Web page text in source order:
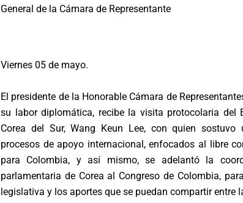
General de la Cámara de Representante
Viernes 05 de mayo.
El presidente de la Honorable Cámara de
su labor diplomática, recibe la visita protocolaria del
Corea del Sur, Wang Keun Lee, con quien
procesos de apoyo internacional, enfocados al libre
para Colombia, y así mismo, se adelantó la
parlamentaria de Corea al Congreso de Colombia,
legislativa y los aportes que se puedan compartir entre